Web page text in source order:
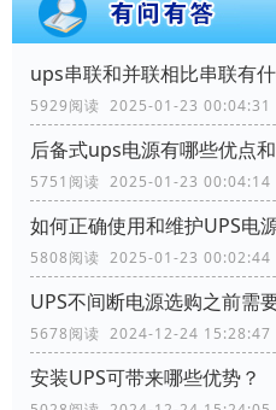
ups串联和并联相比串联有
5929阅读 2025-01-23 00:04:31
后备式ups电源有哪些优点
5751阅读 2025-01-23 00:04:14
如何正确使用和维护UPS电
5808阅读 2025-01-23 00:02:44
UPS不间断电源选购之前需
5678阅读 2024-12-24 15:28:47
安装UPS可带来哪些优势？